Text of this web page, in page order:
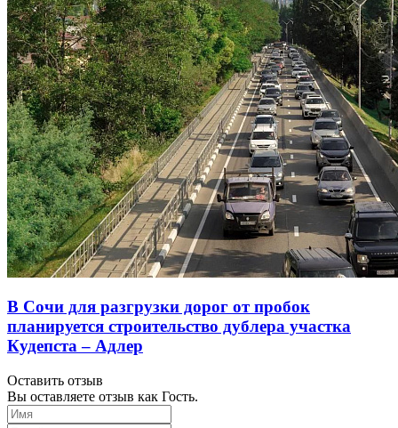
В Сочи для разгрузки дорог от пробок
планируется строительство дублера участка
Кудепста – Адлер
Оставить отзыв
Вы оставляете отзыв как Гость.